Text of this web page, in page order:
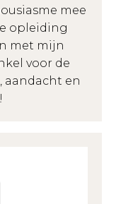
mee
opleiding
met mijn
voor de
aandacht en